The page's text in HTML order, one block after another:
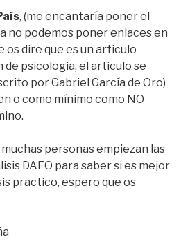
, (me encantaría poner el
no podemos poner enlaces en
os dire que es un articulo
de psicologia, el articulo se
por Gabriel García de Oro)
o como mínimo como NO
personas empiezan las
DAFO para saber si es mejor
practico, espero que os